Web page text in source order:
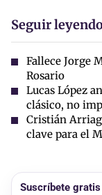
Seguir
Fallece Jorge
Rosario
Lucas López
clásico, no
Cristián
clave para el
Suscríbete gratis